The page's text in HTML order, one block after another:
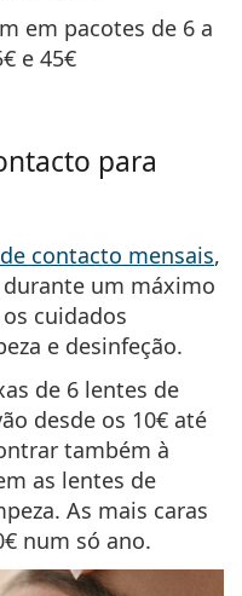
em pacotes de 6 a
e 45€
para
contacto mensais,
um máximo
cuidados
e desinfeção.
de 6 lentes de
desde os 10€ até
também à
as lentes de
As mais caras
num só ano.